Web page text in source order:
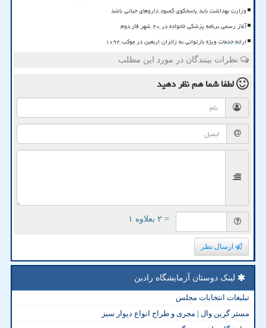
وزارت بهداشت باید پاسخگوی کمبود داروهای حیاتی باشد
آغاز رسمی برنامه پزشکی خانواده در ۲۰ شهر فاز دوم
ارائه خدمات ویژه بازتوانی به زائران اربعین در موکب ۱۰۹۲
نظرات بینندگان در مورد این مطلب
لطفا شما همنظر دهید
= ۲ بعلاوه ۱
ارسال نظر
لینک دوستان آزمایشگاه رادین
تبلیغات انتخابات مجلس
مستر گرین وال | مجری و طراح انواع دیوار سبز